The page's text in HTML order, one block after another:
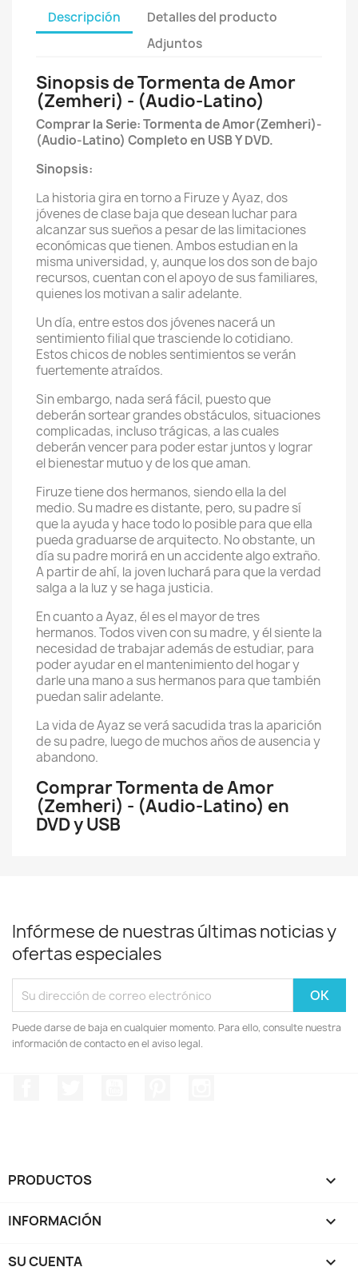
Descripción
Detalles del producto
Adjuntos
Sinopsis de Tormenta de Amor
(Zemheri) - (Audio-Latino)
Comprar la Serie: Tormenta de Amor(Zemheri)-
(Audio-Latino) Completo en USB Y DVD.
Sinopsis:
La historia gira en torno a Firuze y Ayaz, dos
jóvenes de clase baja que desean luchar para
alcanzar sus sueños a pesar de las limitaciones
económicas que tienen. Ambos estudian en la
misma universidad, y, aunque los dos son de bajo
recursos, cuentan con el apoyo de sus familiares,
quienes los motivan a salir adelante.
Un día, entre estos dos jóvenes nacerá un
sentimiento filial que trasciende lo cotidiano.
Estos chicos de nobles sentimientos se verán
fuertemente atraídos.
Sin embargo, nada será fácil, puesto que
deberán sortear grandes obstáculos, situaciones
complicadas, incluso trágicas, a las cuales
deberán vencer para poder estar juntos y lograr
el bienestar mutuo y de los que aman.
Firuze tiene dos hermanos, siendo ella la del
medio. Su madre es distante, pero, su padre sí
que la ayuda y hace todo lo posible para que ella
pueda graduarse de arquitecto. No obstante, un
día su padre morirá en un accidente algo extraño.
A partir de ahí, la joven luchará para que la verdad
salga a la luz y se haga justicia.
En cuanto a Ayaz, él es el mayor de tres
hermanos. Todos viven con su madre, y él siente la
necesidad de trabajar además de estudiar, para
poder ayudar en el mantenimiento del hogar y
darle una mano a sus hermanos para que también
puedan salir adelante.
La vida de Ayaz se verá sacudida tras la aparición
de su padre, luego de muchos años de ausencia y
abandono.
Comprar Tormenta de Amor
(Zemheri) - (Audio-Latino) en
DVD y USB
Infórmese de nuestras últimas noticias y
ofertas especiales
Puede darse de baja en cualquier momento. Para ello, consulte nuestra
información de contacto en el aviso legal.
PRODUCTOS 
INFORMACIÓN 
SU CUENTA 